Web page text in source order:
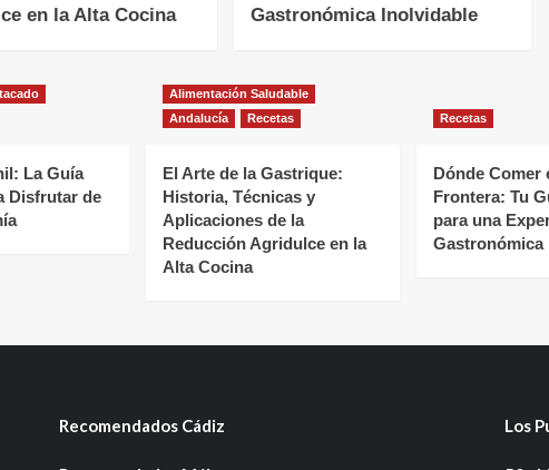
en la Alta Cocina
Gastronómica Inolvidable
La Guía
Disfrutar de
Alimentación Saludable
Andalucía
Recetas
El Arte de la Gastrique:
Historia, Técnicas y
Aplicaciones de la
Reducción Agridulce en la
Alta Cocina
Recetas
Dónde Comer
Frontera: Tu
para una
Gastronómica
Recomendados Cádiz Los